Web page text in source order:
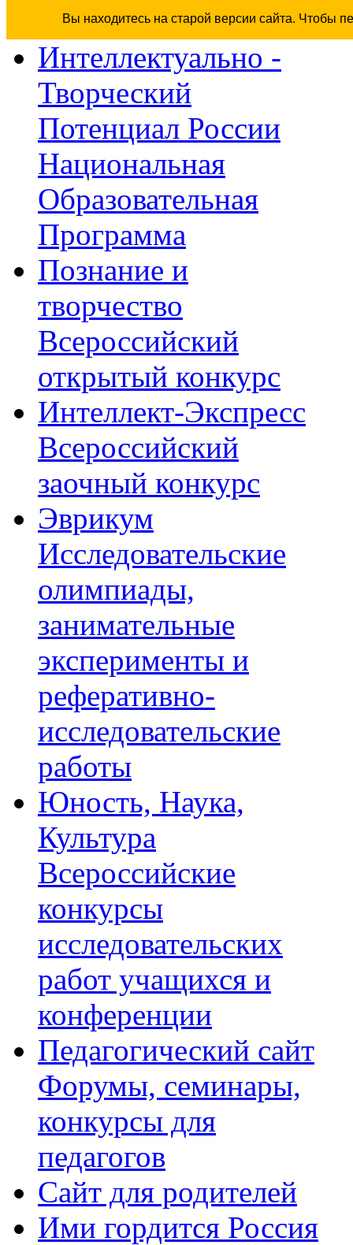
Вы находитесь на старой версии сайта. Чтобы
Интеллектуально -
Творческий
Потенциал России
Национальная
Образовательная
Программа
Познание и
творчество
Всероссийский
открытый конкурс
Интеллект-Экспресс
Всероссийский
заочный конкурс
Эврикум
Исследовательские
олимпиады,
занимательные
эксперименты и
реферативно-
исследовательские
работы
Юность, Наука,
Культура
Всероссийские
конкурсы
исследовательских
работ учащихся и
конференции
Педагогический сайт
Форумы, семинары,
конкурсы для
педагогов
Сайт для родителей
Ими гордится Россия